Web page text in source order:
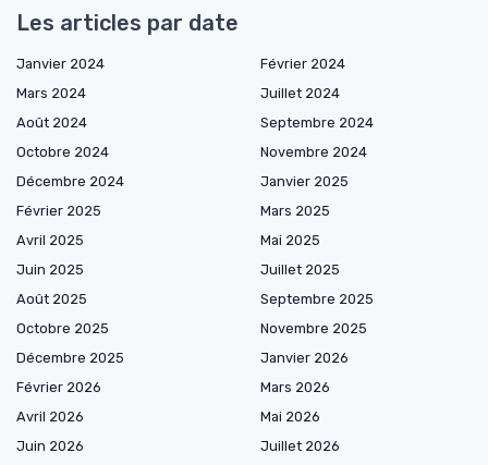
Les articles par date
Janvier 2024
Février 2024
Mars 2024
Juillet 2024
Août 2024
Septembre 2024
Octobre 2024
Novembre 2024
Décembre 2024
Janvier 2025
Février 2025
Mars 2025
Avril 2025
Mai 2025
Juin 2025
Juillet 2025
Août 2025
Septembre 2025
Octobre 2025
Novembre 2025
Décembre 2025
Janvier 2026
Février 2026
Mars 2026
Avril 2026
Mai 2026
Juin 2026
Juillet 2026